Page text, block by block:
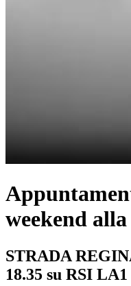
weekend
STRADA
18.35 su RSI LA1